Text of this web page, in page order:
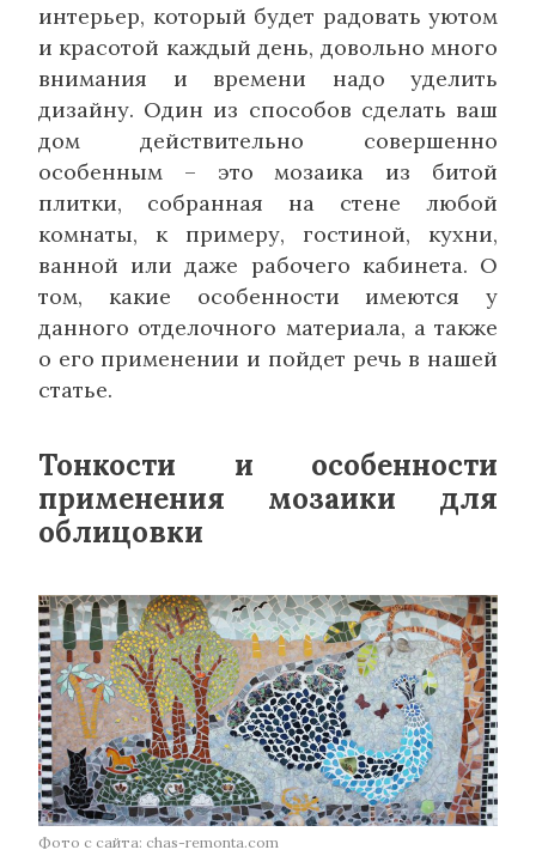
интерьер, который будет радовать уютом
и красотой каждый день, довольно много
внимания и времени надо уделить
дизайну. Один из способов сделать ваш
дом действительно совершенно
особенным – это мозаика из битой
плитки, собранная на стене любой
комнаты, к примеру, гостиной, кухни,
ванной или даже рабочего кабинета. О
том, какие особенности имеются у
данного отделочного материала, а также
о его применении и пойдет речь в нашей
статье.
Тонкости и особенности
применения мозаики для
облицовки
Фото с сайта: chas-remonta.com